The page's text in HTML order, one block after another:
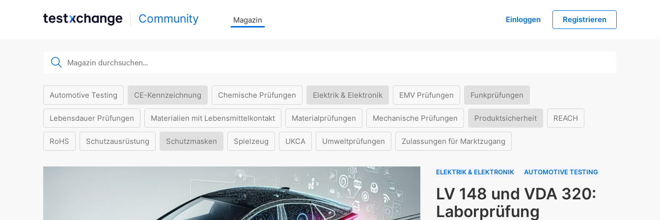
Community Magazin Einloggen Registrieren
Automotive Testing CE-Kennzeichnung Chemische Prüfungen Elektrik & Elektronik EMV Prüfungen Funkprüfungen
Lebensdauer Prüfungen Materialien mit Lebensmittelkontakt Materialprüfungen Mechanische Prüfungen Produktsicherheit REACH
RoHS Schutzausrüstung Schutzmasken Spielzeug UKCA Umweltprüfungen Zulassungen für Marktzugang
ELEKTRIK & ELEKTRONIK AUTOMOTIVE TESTING
LV 148 und VDA 320:
Laborprüfung